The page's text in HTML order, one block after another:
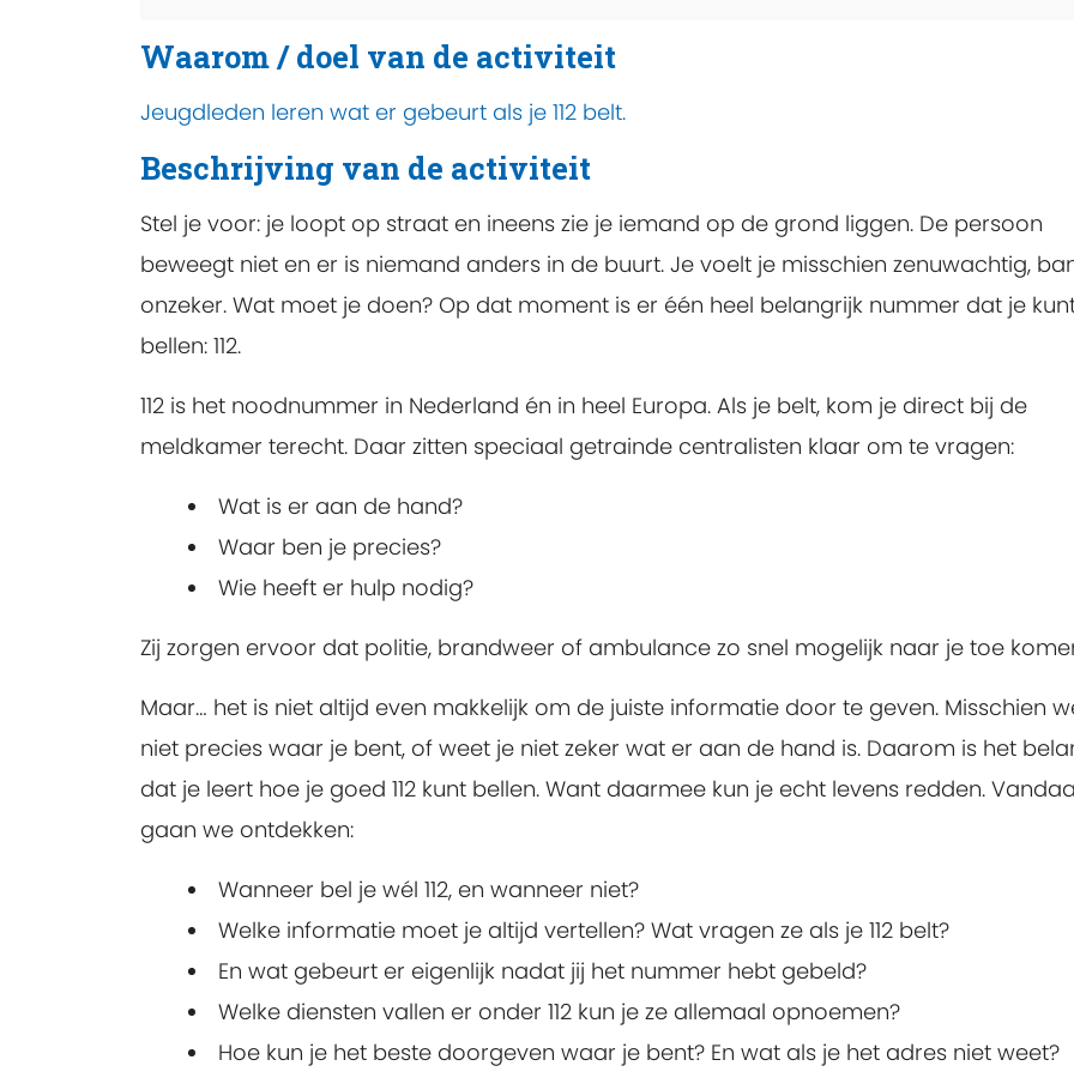
Waarom / doel van de activiteit
Jeugdleden leren wat er gebeurt als je 112 belt.
Beschrijving van de activiteit
Stel je voor: je loopt op straat en ineens zie je iemand op de grond liggen. De persoon
beweegt niet en er is niemand anders in de buurt. Je voelt je misschien zenuwachtig,
onzeker. Wat moet je doen? Op dat moment is er één heel belangrijk nummer dat je
bellen: 112.
112 is het noodnummer in Nederland én in heel Europa. Als je belt, kom je direct bij de
meldkamer terecht. Daar zitten speciaal getrainde centralisten klaar om te vragen:
Wat is er aan de hand?
Waar ben je precies?
Wie heeft er hulp nodig?
Zij zorgen ervoor dat politie, brandweer of ambulance zo snel mogelijk naar je toe
Maar… het is niet altijd even makkelijk om de juiste informatie door te geven. Misschien
niet precies waar je bent, of weet je niet zeker wat er aan de hand is. Daarom is het
dat je leert hoe je goed 112 kunt bellen. Want daarmee kun je echt levens redden.
gaan we ontdekken:
Wanneer bel je wél 112, en wanneer niet?
Welke informatie moet je altijd vertellen? Wat vragen ze als je 112 belt?
En wat gebeurt er eigenlijk nadat jij het nummer hebt gebeld?
Welke diensten vallen er onder 112 kun je ze allemaal opnoemen?
Hoe kun je het beste doorgeven waar je bent? En wat als je het adres niet weet?